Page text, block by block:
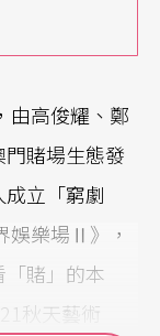
由高俊耀、鄭
賭場生態發
立「窮劇
娛樂場Ⅱ》，
賭」的本
秋天藝術